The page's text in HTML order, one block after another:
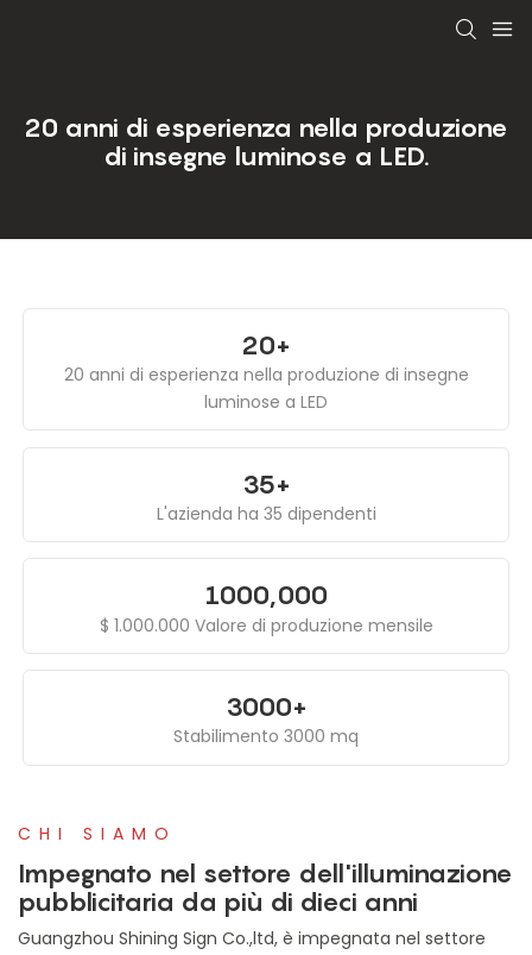
20 anni di esperienza nella produzione
di insegne luminose a LED.
20+
20 anni di esperienza nella produzione di insegne
luminose a LED
35+
L'azienda ha 35 dipendenti
1000,000
$ 1.000.000 Valore di produzione mensile
3000+
Stabilimento 3000 mq
CHI SIAMO
Impegnato nel settore dell'illuminazione
pubblicitaria da più di dieci anni
Guangzhou Shining Sign Co.,ltd, è impegnata nel settore